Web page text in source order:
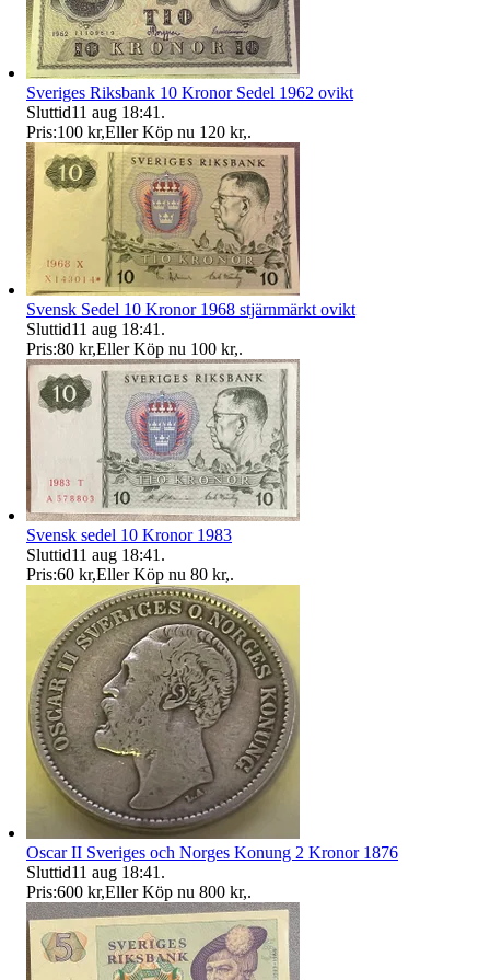
Sveriges Riksbank 10 Kronor Sedel 1962 ovikt
Sluttid11 aug 18:41 .
Pris:100 kr,Eller Köp nu 120 kr,.
Svensk Sedel 10 Kronor 1968 stjärnmärkt ovikt
Sluttid11 aug 18:41 .
Pris:80 kr,Eller Köp nu 100 kr,.
Svensk sedel 10 Kronor 1983
Sluttid11 aug 18:41 .
Pris:60 kr,Eller Köp nu 80 kr,.
Oscar II Sveriges och Norges Konung 2 Kronor 1876
Sluttid11 aug 18:41 .
Pris:600 kr,Eller Köp nu 800 kr,.